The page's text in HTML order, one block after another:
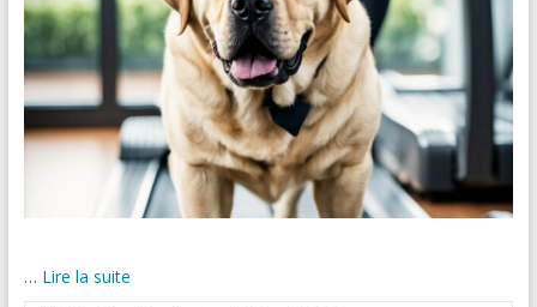
… Lire la suite